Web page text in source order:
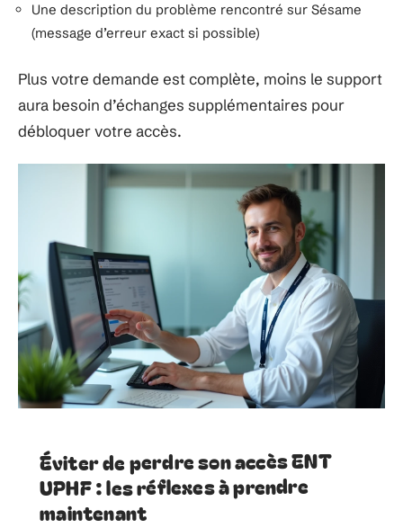
Une description du problème rencontré sur Sésame
(message d’erreur exact si possible)
Plus votre demande est complète, moins le support
aura besoin d’échanges supplémentaires pour
débloquer votre accès.
Éviter de perdre son accès ENT
UPHF : les réflexes à prendre
maintenant